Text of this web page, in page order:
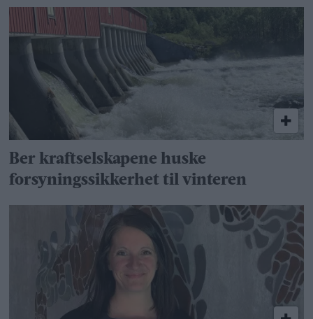
Ber kraftselskapene huske
forsyningssikkerhet til vinteren